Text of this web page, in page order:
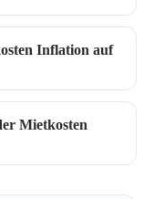
Inflation auf
Mietkosten